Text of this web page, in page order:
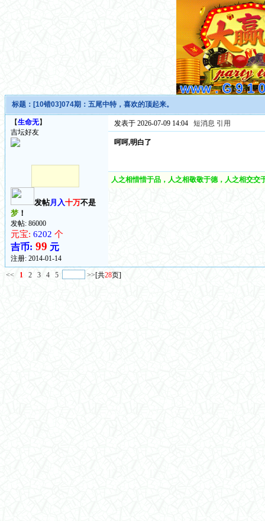
标题： [10错03]074期：五尾中特，喜欢的顶起来。
【生命无】
吉坛好友
发帖月入十万不是
梦！
发帖: 86000
元宝: 6202 个
吉币: 99 元
注册: 2014-01-14
发表于 2026-07-09 14:04 短消息 引用
呵呵,明白了
人之相惜惜于品，人之相敬敬于德，人之相交
<< 1 2 3 4 5 >>[共28页]